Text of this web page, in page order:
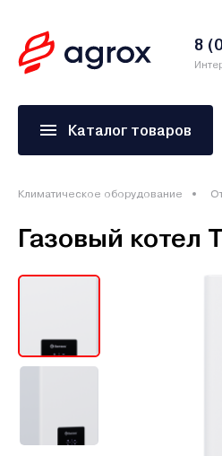
8
Каталог товаров
Климатическое оборудование
Газовый котел